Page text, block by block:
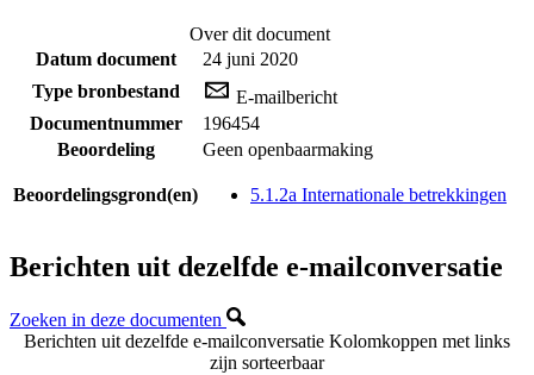
Over dit document
Datum document
24 juni 2020
Type bronbestand
E-mailbericht
Documentnummer
196454
Beoordeling
Geen openbaarmaking
Beoordelingsgrond(en) 5.1.2a Internationale betrekkingen
Berichten uit dezelfde e-mailconversatie
Zoeken in deze documenten
Berichten uit dezelfde e-mailconversatie Kolomkoppen met links
zijn sorteerbaar